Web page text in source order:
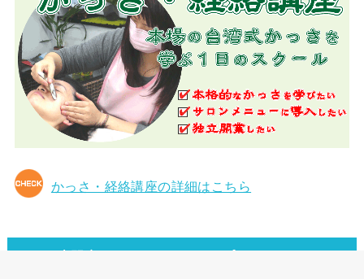
かっさ・経絡講座の詳細はこちら
かっさ専門店 メリディアンショップ